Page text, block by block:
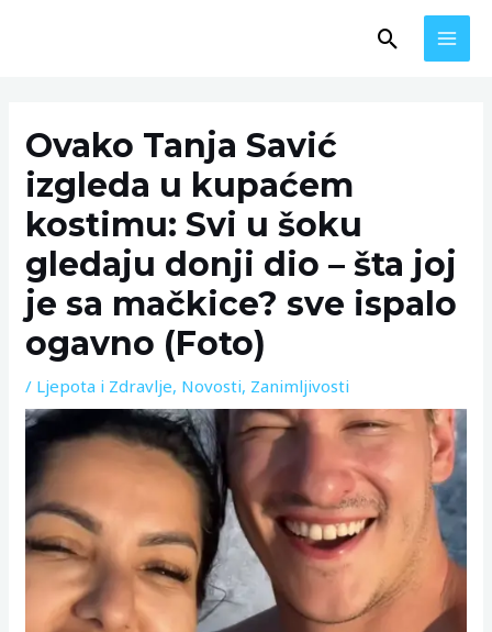
Search
Ovako Tanja Savić
izgleda u kupaćem
kostimu: Svi u šoku
gledaju donji dio – šta joj
je sa mačkice? sve ispalo
ogavno (Foto)
/ Ljepota i Zdravlje, Novosti, Zanimljivosti